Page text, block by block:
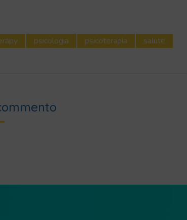
psicologia psicoterapia salute